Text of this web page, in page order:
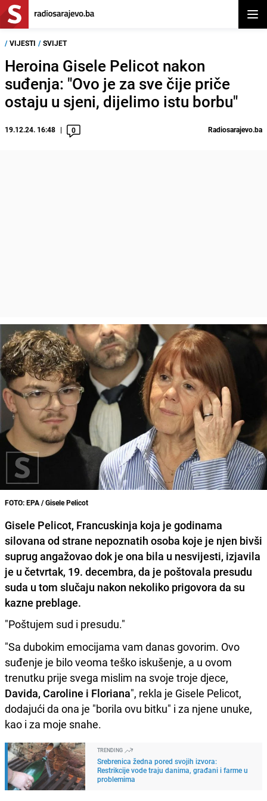
/ VIJESTI / SVIJET
Heroina Gisele Pelicot nakon
suđenja: "Ovo je za sve čije priče
ostaju u sjeni, dijelimo istu borbu"
19.12.24. 16:48 0 Radiosarajevo.ba
FOTO: EPA / Gisele Pelicot
Gisele Pelicot, Francuskinja koja je godinama
silovana od strane nepoznatih osoba koje je njen bivši
suprug angažovao dok je ona bila u nesvijesti, izjavila
je u četvrtak, 19. decembra, da je poštovala presudu
suda u tom slučaju nakon nekoliko prigovora da su
kazne preblage.
"Poštujem sud i presudu."
"Sa dubokim emocijama vam danas govorim. Ovo
suđenje je bilo veoma teško iskušenje, a u ovom
trenutku prije svega mislim na svoje troje djece,
Davida, Caroline i Floriana", rekla je Gisele Pelicot,
dodajući da ona je "borila ovu bitku" i za njene unuke,
kao i za moje snahe.
TRENDING
Srebrenica žedna pored svojih izvora:
Restrikcije vode traju danima, građani i farme u
problemima